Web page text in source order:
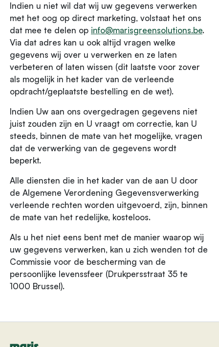
Indien u niet wil dat wij uw gegevens verwerken
met het oog op direct marketing, volstaat het ons
dat mee te delen op info@marisgreensolutions.be.
Via dat adres kan u ook altijd vragen welke
gegevens wij over u verwerken en ze laten
verbeteren of laten wissen (dit laatste voor zover
als mogelijk in het kader van de verleende
opdracht/geplaatste bestelling en de wet).
Indien Uw aan ons overgedragen gegevens niet
juist zouden zijn en U vraagt om correctie, kan U
steeds, binnen de mate van het mogelijke, vragen
dat de verwerking van de gegevens wordt
beperkt.
Alle diensten die in het kader van de aan U door
de Algemene Verordening Gegevensverwerking
verleende rechten worden uitgevoerd, zijn, binnen
de mate van het redelijke, kosteloos.
Als u het niet eens bent met de manier waarop wij
uw gegevens verwerken, kan u zich wenden tot de
Commissie voor de bescherming van de
persoonlijke levenssfeer (Drukpersstraat 35 te
1000 Brussel).